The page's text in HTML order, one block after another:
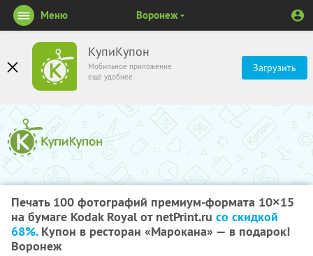
КупиКупон
Мобильное приложение
ещё удобнее
Загрузить
Меню Воронеж
Печать 100 фотографий премиум-формата 10×15
на бумаге Kodak Royal от netPrint.ru со скидкой
68%.Купон в ресторан «Марокана» — в подарок!
Воронеж